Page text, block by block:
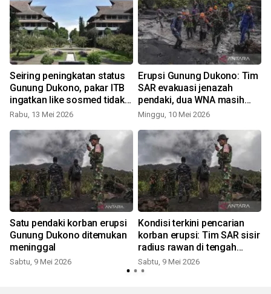
Seiring peningkatan status
Gunung Dukono, pakar ITB
ingatkan like sosmed tidak
pernah sebanding nyawa
Rabu, 13 Mei 2026
Erupsi Gunung Dukono: Tim
SAR evakuasi jenazah
pendaki, dua WNA masih
hilang di balik abu vulkanik
Minggu, 10 Mei 2026
Satu pendaki korban erupsi
Gunung Dukono ditemukan
meninggal
Sabtu, 9 Mei 2026
Kondisi terkini pencarian
korban erupsi: Tim SAR sisir
radius rawan di tengah
ancaman abu vulkanik
Gunung Dukono
Sabtu, 9 Mei 2026